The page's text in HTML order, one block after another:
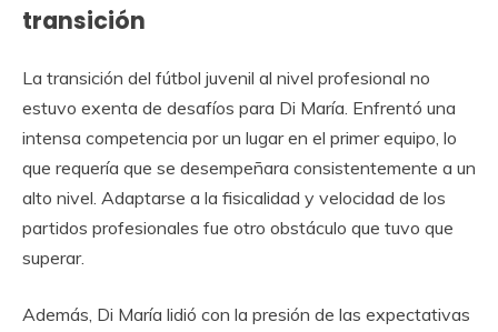
transición
La transición del fútbol juvenil al nivel profesional no
estuvo exenta de desafíos para Di María. Enfrentó una
intensa competencia por un lugar en el primer equipo, lo
que requería que se desempeñara consistentemente a un
alto nivel. Adaptarse a la fisicalidad y velocidad de los
partidos profesionales fue otro obstáculo que tuvo que
superar.
Además, Di María lidió con la presión de las expectativas